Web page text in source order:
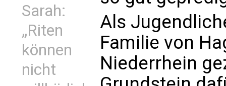
Sarah:
„Riten
können
nicht
Als
Familie von
Niederrhein